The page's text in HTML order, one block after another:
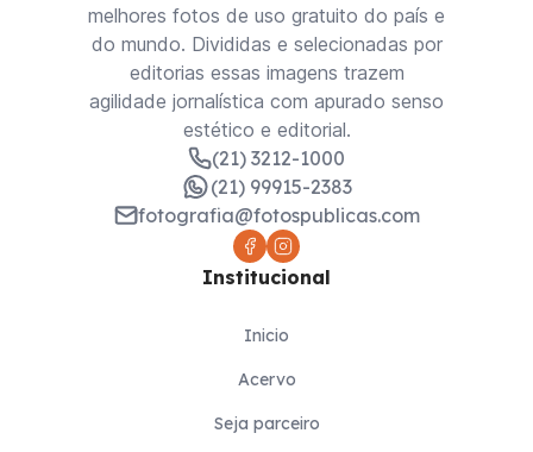
melhores fotos de uso gratuito do país e
do mundo. Divididas e selecionadas por
editorias essas imagens trazem
agilidade jornalística com apurado senso
estético e editorial.
(21) 3212-1000
(21) 99915-2383
fotografia@fotospublicas.com
Institucional
Inicio
Acervo
Seja parceiro